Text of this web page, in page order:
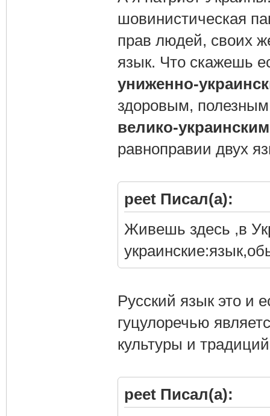
шовинистическая
прав людей, своих
язык. Что скажешь
униженно-
здоровым, полезным
велико-украинским
равноправии двух
peet Писал(а):
Живешь здесь ,в
Русский язык это и
гуцулоречью
культуры и
peet Писал(а):